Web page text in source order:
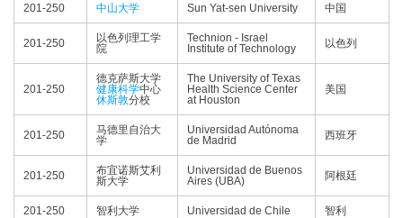
201-250 中山大学 Sun Yat-sen University 中国
201-250
以色列理工学
院
Technion - Israel
Institute of Technology
以色列
201-250
德克萨斯大学
健康科学中心
休斯敦分校
The University of Texas
Health Science Center
at Houston
美国
201-250
马德里自治大
学
Universidad Autónoma
de Madrid
西班牙
201-250
布宜诺斯艾利
斯大学
Universidad de Buenos
Aires (UBA)
阿根廷
201-250 智利大学 Universidad de Chile 智利